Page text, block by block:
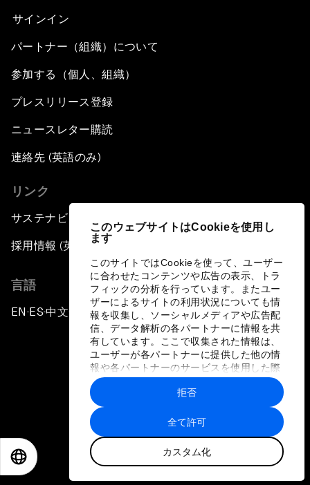
このウェブサイトはCookieを使用し
ます
このサイトではCookieを使って、ユーザー
に合わせたコンテンツや広告の表示、トラ
フィックの分析を行っています。またユー
ザーによるサイトの利用状況についても情
報を収集し、ソーシャルメディアや広告配
信、データ解析の各パートナーに情報を共
有しています。ここで収集された情報は、
ユーザーが各パートナーに提供した他の情
報や各パートナーのサービスを使用した際
に収集された情報と組み合わされ、各パー
トナーによって使用されることがありま
す。
全て許可
カスタム化
拒否
サインイン
パートナー（組織）について
参加する（個人、組織）
プレスリリース登録
ニュースレター購読
連絡先 (英語のみ)
リンク
サステナビリティへの取り組み
採用情報 (英語のみ)
言語
EN ▪ES▪中文▪ 日本語
プライバシーポリシーと利用規約
サイトマップ
©
世界経済フォーラム